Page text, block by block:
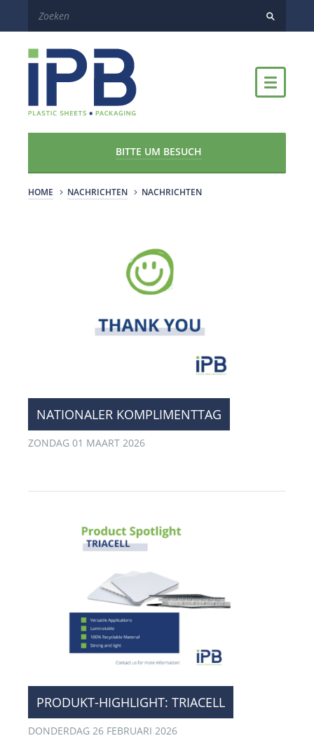
BITTE UM BESUCH
HOME NACHRICHTEN NACHRICHTEN
NATIONALER KOMPLIMENTTAG
ZONDAG 01 MAART 2026
PRODUKT-HIGHLIGHT: TRIACELL
DONDERDAG 26 FEBRUARI 2026